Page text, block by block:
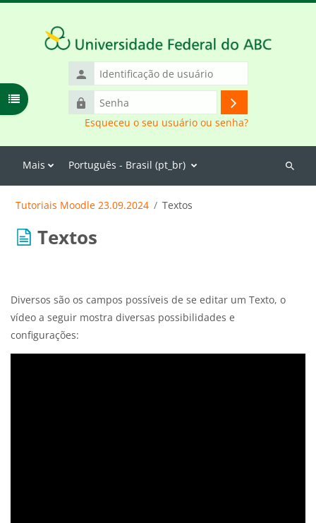
Identificação
usuário
Senha
Acessar
Esqueceu o seu usuário ou senha?
Mais Português - Brasil ‎(pt_br)‎
Buscar
Abrir índice do curso
Tutoriais Moodle 23.09.2024 Textos
Textos
Diversos são os campos possíveis de se editar um Texto, o
vídeo a seguir mostra diversas possibilidades e
configurações: